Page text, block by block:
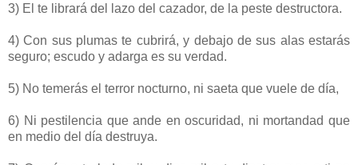
3) El te librará del lazo del cazador, de la peste destructora.
4) Con sus plumas te cubrirá, y debajo de sus alas estarás
seguro; escudo y adarga es su verdad.
5) No temerás el terror nocturno, ni saeta que vuele de día,
6) Ni pestilencia que ande en oscuridad, ni mortandad que
en medio del día destruya.